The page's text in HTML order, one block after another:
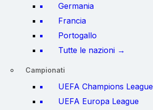
Germania
Francia
Portogallo
Tutte le nazioni →
Campionati
UEFA Champions League
UEFA Europa League